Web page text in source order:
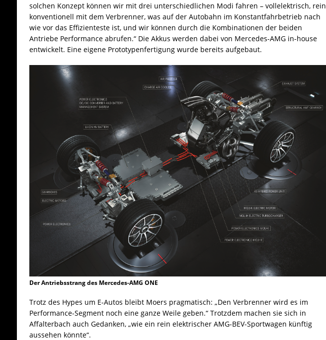
solchen Konzept können wir mit drei unterschiedlichen Modi fahren – vollelektrisch, rein
konventionell mit dem Verbrenner, was auf der Autobahn im Konstantfahrbetrieb nach
wie vor das Effizienteste ist, und wir können durch die Kombinationen der beiden
Antriebe Performance abrufen.“ Die Akkus werden dabei von Mercedes-AMG in-house
entwickelt. Eine eigene Prototypenfertigung wurde bereits aufgebaut.
Der Antriebsstrang des Mercedes-AMG ONE
Trotz des Hypes um E-Autos bleibt Moers pragmatisch: „Den Verbrenner wird es im
Performance-Segment noch eine ganze Weile geben.“ Trotzdem machen sie sich in
Affalterbach auch Gedanken, „wie ein rein elektrischer AMG-BEV-Sportwagen künftig
aussehen könnte“.